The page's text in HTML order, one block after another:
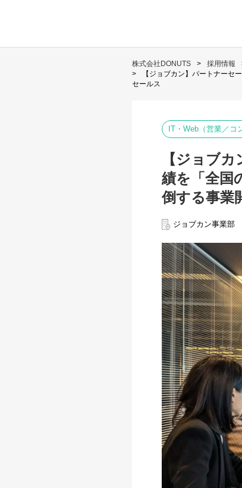
株式会社DONUTS 採用情報
【ジョブカン】パートナーセ
セールス
IT・Web（営業／コ
【ジョブ
績を「全国
倒する事業
ジョブカン事業部